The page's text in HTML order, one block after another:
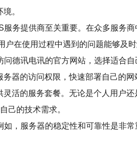
。
务提供商至关重要。在众多服务
在使用过程中遇到的问题能够及时
德讯电讯的官方网站，选择适合
器的访问权限，快速部署自己的网
活的服务套餐。无论是个人用户
己的技术需求。
，服务器的稳定性和可靠性是非